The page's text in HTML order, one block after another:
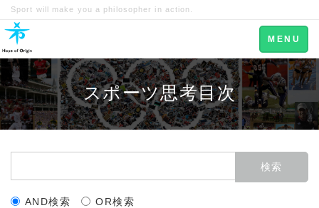
Sport will make you a philosopher in action.
Toggle
navigation
MENU
スポーツ思考目次
AND検索 OR検索